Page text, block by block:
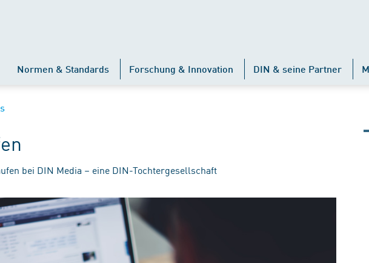
Normen & Standards Forschung & Innovation DIN & seine Partner
bei DIN Media – eine DIN-Tochtergesellschaft